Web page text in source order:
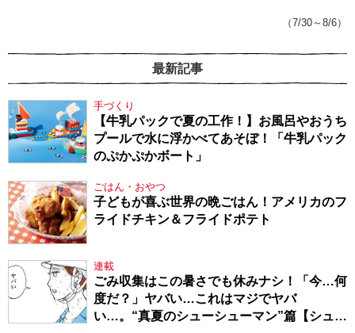
（7/30～8/6）
最新記事
手づくり
【牛乳パックで夏の工作！】お風呂やおうち
プールで水に浮かべてあそぼ！「牛乳パック
のぷかぷかボート」
ごはん・おやつ
子どもが喜ぶ世界の晩ごはん！アメリカのフ
ライドチキン＆フライドポテト
連載
ごみ収集はこの暑さでも休みナシ！「今…何
度だ？」ヤバい…これはマジでヤバ
い…。“真夏のシューシューマン”篇【シュー